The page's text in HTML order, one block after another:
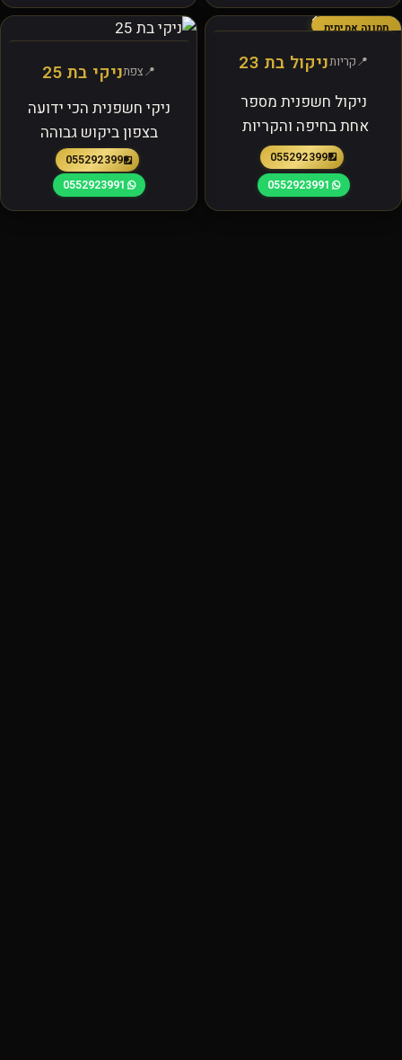
תמונה אמיתית
קריותניקול בת 23
ניקול חשפנית מספר
אחת בחיפה והקריות
0552923991
0552923991
צפתניקי בת 25
ניקי חשפנית הכי ידועה
בצפון ביקוש גבוהה
0552923991
0552923991